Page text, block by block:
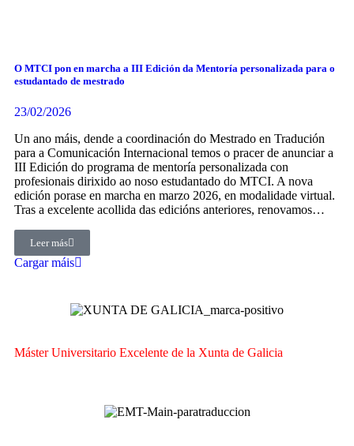
O MTCI pon en marcha a III Edición da Mentoría personalizada para o
estudantado de mestrado
23/02/2026
Un ano máis, dende a coordinación do Mestrado en Tradución
para a Comunicación Internacional temos o pracer de anunciar a
III Edición do programa de mentoría personalizada con
profesionais dirixido ao noso estudantado do MTCI. A nova
edición porase en marcha en marzo 2026, en modalidade virtual.
Tras a excelente acollida das edicións anteriores, renovamos…
Leer más
Cargar máis
Máster Universitario Excelente de la Xunta de Galicia